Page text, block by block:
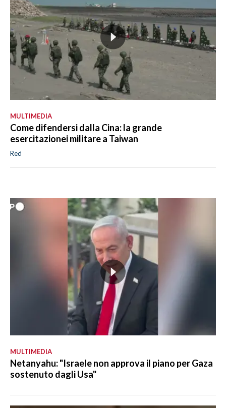
MULTIMEDIA
Come difendersi dalla Cina: la grande
esercitazionei militare a Taiwan
Red
MULTIMEDIA
Netanyahu: "Israele non approva il piano per Gaza
sostenuto dagli Usa"